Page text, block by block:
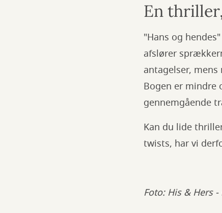
En
"Hans og
afslører
antagelser,
Bogen er mindre
gennemgående
Kan du lide
twists, har vi
Foto: His & Hers